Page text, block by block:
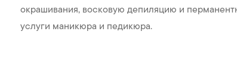
окрашивания, восковую депиляцию и
услуги маникюра и педикюра.